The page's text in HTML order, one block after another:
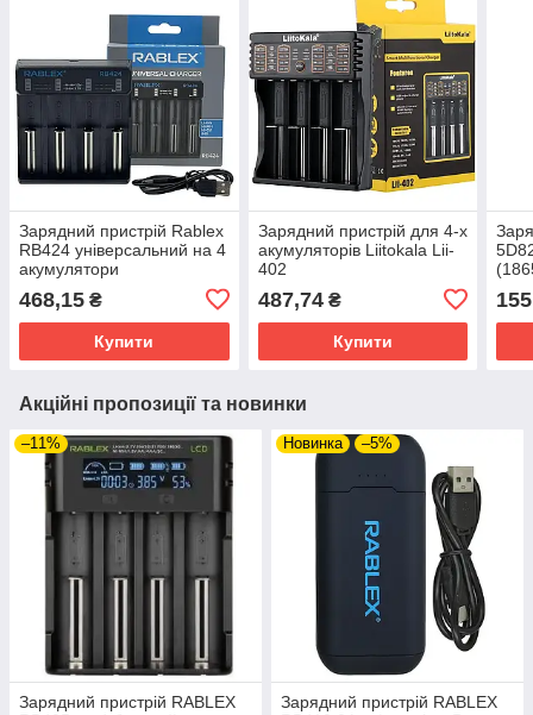
Зарядний пристрій Rablex
RB424 універсальний на 4
акумулятори
468,15 ₴
Купити
Зарядний пристрій для 4-х
акумуляторів Liitokala Lii-
402
487,74₴
Купити
Акційні пропозиції та новинки
–11%
Зарядний пристрій RABLEX
Новинка –5%
Зарядний пристрій RABLEX